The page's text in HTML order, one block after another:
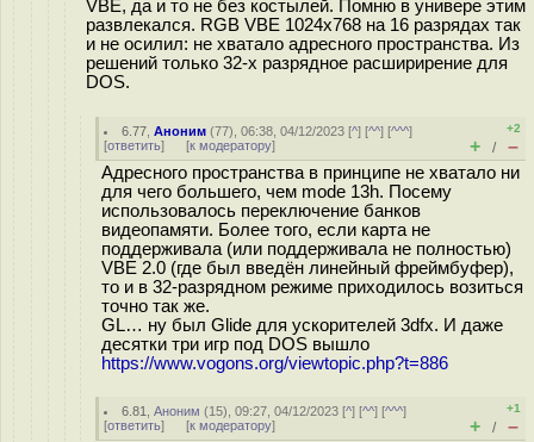
VBE, да и то не без костылей. Помню в универе этим
развлекался. RGB VBE 1024x768 на 16 разрядах так
и не осилил: не хватало адресного пространства. Из
решений только 32-х разрядное расширирение для
DOS.
6.77 ,Аноним (77), 06:38, 04/12/2023 [^] [^^] [^^^]
[ответить] [к модератору]
+2
+ / –
Адресного пространства в принципе не хватало ни
для чего большего, чем mode 13h. Посему
использовалось переключение банков
видеопамяти. Более того, если карта не
поддерживала (или поддерживала не полностью)
VBE 2.0 (где был введён линейный фреймбуфер),
то и в 32-разрядном режиме приходилось возиться
точно так же.
GL… ну был Glide для ускорителей 3dfx. И даже
десятки три игр под DOS вышло
https://www.vogons.org/viewtopic.php?t=886
6.81 ,Аноним (15), 09:27, 04/12/2023 [^] [^^] [^^^]
[ответить] [к модератору]
+1
+ / –